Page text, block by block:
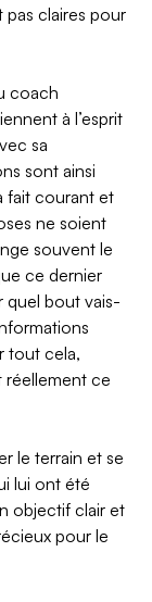
claires pour
coach
à l’esprit
sa
sont ainsi
fait courant et
ne soient
souvent le
ce dernier
quel bout vais-
tout cela,
réellement ce
le terrain et se
lui ont été
objectif clair et
pour le